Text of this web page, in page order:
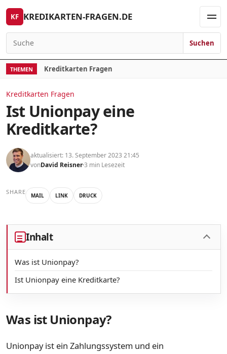
Skip to content
KF KREDIKARTEN-FRAGEN.DE
Search for:
Suchen
THEMEN Kreditkarten Fragen
Kreditkarten Fragen
Ist Unionpay eine
Kreditkarte?
aktualisiert: 13. September 2023 21:45
vonDavid Reisner3 min Lesezeit
SHARE MAIL LINK DRUCK
Inhalt
Was ist Unionpay?
Ist Unionpay eine Kreditkarte?
Was ist Unionpay?
Unionpay ist ein Zahlungssystem und ein